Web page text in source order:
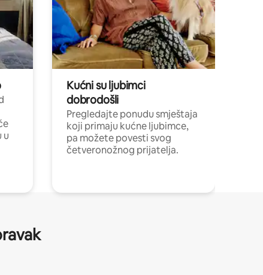
u
Kućni su ljubimci
dobrodošli
Pregledajte ponudu smještaja
koji primaju kućne ljubimce,
pa možete povesti svog
četveronožnog prijatelja.